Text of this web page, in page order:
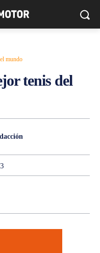
mundo
tenis del